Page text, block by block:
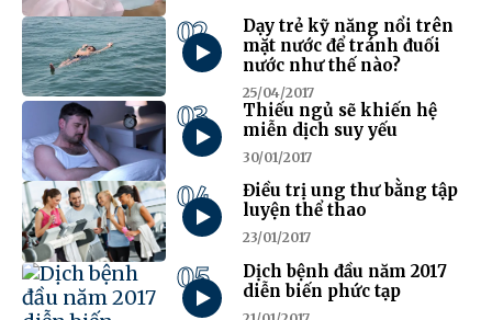
02
Dạy trẻ kỹ năng nổi trên
mặt nước để tránh đuối
nước như thế nào?
25/04/2017
03
Thiếu ngủ sẽ khiến hệ
miễn dịch suy yếu
30/01/2017
04
Điều trị ung thư bằng tập
luyện thể thao
23/01/2017
05
Dịch bệnh đầu năm 2017
diễn biến phức tạp